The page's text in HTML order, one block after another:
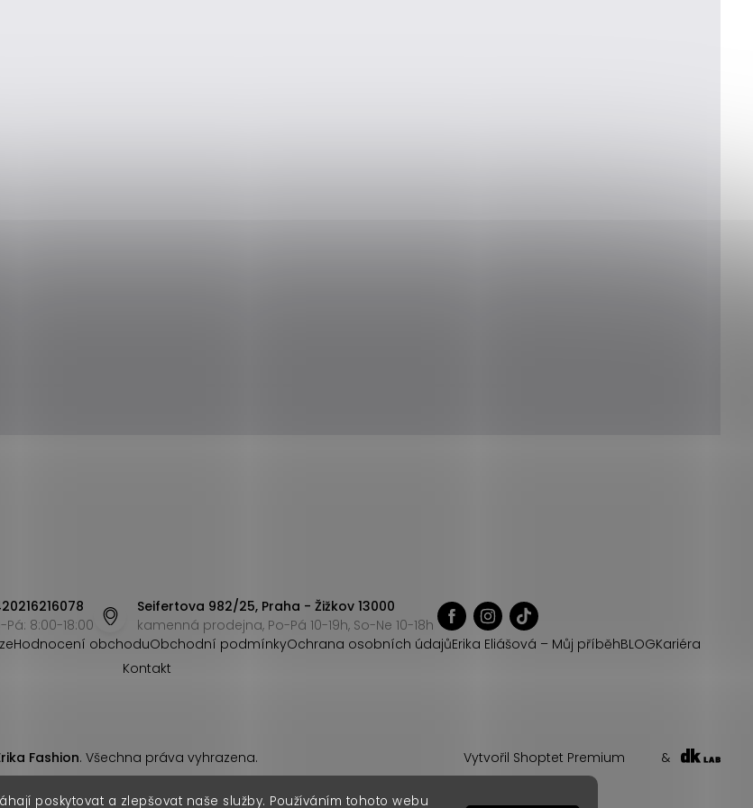
poskytovat a zlepšovat naše služby. Používáním tohoto webu
Pá: 8:00-18:00
Seifertova 982/25, Praha - Žižkov 13000
kamenná prodejna, Po-Pá 10-19h, So-Ne 10-18h
Hodnocení obchoduObchodní podmínkyOchrana osobních údajůErika Eliášová – Můj příběhBLOGKariéra
Kontakt
Vytvořil Shoptet Premium &
Fashion. Všechna práva vyhrazena.